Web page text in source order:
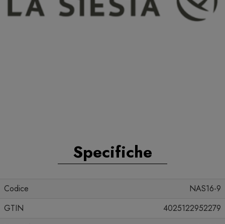
Specifiche
Codice
NAS16-9
GTIN
4025122952279